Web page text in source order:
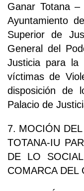
Ganar Totana
Ayuntamiento
Superior de
General del
Justicia para
víctimas de
disposición de
Palacio de
7. MOCIÓN
TOTANA-IU
DE LO
COMARCA DEL